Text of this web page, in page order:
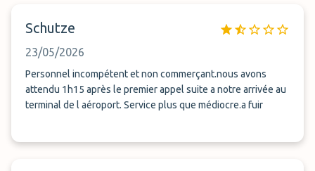
Schutze
23/05/2026
Personnel incompétent et non commerçant.nous avons
attendu 1h15 après le premier appel suite a notre arrivée au
terminal de l aéroport. Service plus que médiocre.a fuir